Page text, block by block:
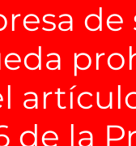
de la